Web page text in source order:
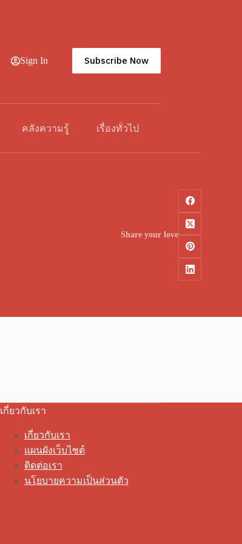
Sign In Subscribe Now
คลังความรู้ เรื่องทั่วไป
Share your love
เกี่ยวกับเรา
เกี่ยวกับเรา
แผนผังเว็บไซต์
ติดต่อเรา
นโยบายความเป็นส่วนตัว